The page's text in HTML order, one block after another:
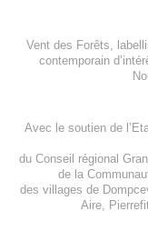
Vent des Forêts,
contemporain
Avec le soutien de l’
du Conseil régional
de la
des villages de
Aire,